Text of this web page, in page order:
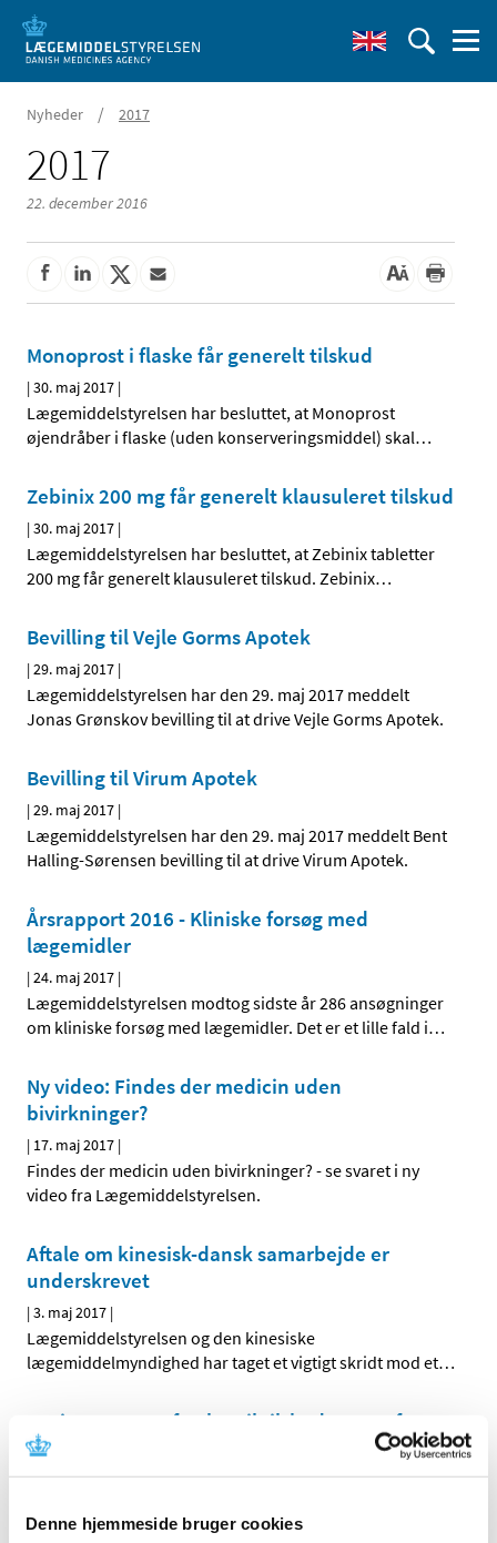
Denne hjemmeside bruger cookies
Nyheder / 2017
2017
22. december 2016
Monoprost i flaske får generelt tilskud
|30. maj 2017 |
Lægemiddelstyrelsen har besluttet, at Monoprost
øjendråber i flaske (uden konserveringsmiddel) skal…
Zebinix 200 mg får generelt klausuleret tilskud
|30. maj 2017 |
Lægemiddelstyrelsen har besluttet, at Zebinix tabletter
200 mg får generelt klausuleret tilskud. Zebinix…
Bevilling til Vejle Gorms Apotek
|29. maj 2017 |
Lægemiddelstyrelsen har den 29. maj 2017 meddelt
Jonas Grønskov bevilling til at drive Vejle Gorms Apotek.
Bevilling til Virum Apotek
|29. maj 2017 |
Lægemiddelstyrelsen har den 29. maj 2017 meddelt Bent
Halling-Sørensen bevilling til at drive Virum Apotek.
Årsrapport 2016 - Kliniske forsøg med
lægemidler
|24. maj 2017 |
Lægemiddelstyrelsen modtog sidste år 286 ansøgninger
om kliniske forsøg med lægemidler. Det er et lille fald i…
Ny video: Findes der medicin uden
bivirkninger?
| 17. maj 2017 |
Findes der medicin uden bivirkninger? - se svaret i ny
video fra Lægemiddelstyrelsen.
Aftale om kinesisk-dansk samarbejde er
underskrevet
|3. maj 2017 |
Lægemiddelstyrelsen og den kinesiske
lægemiddelmyndighed har taget et vigtigt skridt mod et…
Høring over nyt forslag til tilskudsstatus for
medicin mod astma og KOL
|2. maj 2017|
tilskudsstatus for medicin mod astma og KOL